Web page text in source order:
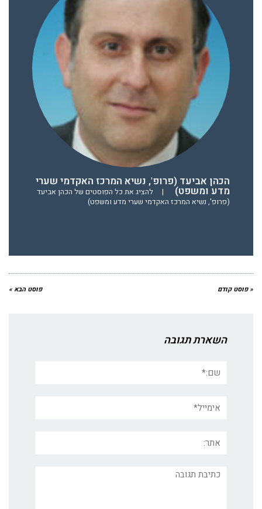
הכהן אביעד (פרופ', נשיא המרכז האקדמי שערי
מדע ומשפט) |
להציג את כל הפוסטים של הכהן אביעד
(פרופ', נשיא המרכז האקדמי שערי מדע ומשפט)
« פוסט קודם פוסט הבא »
השארת תגובה
תגובה